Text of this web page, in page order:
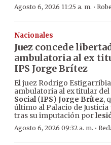
Agosto 6, 2026 11:25 a. m. ·
Nacionales
Juez concede
ambulatoria al ex
IPS Jorge Brítez
El juez Rodrigo
ambulatoria al ex titular del
Social(IPS) Jorge Brítez,
último al Palacio de
tras su imputación por
Agosto 6, 2026 09:32 a. m. ·